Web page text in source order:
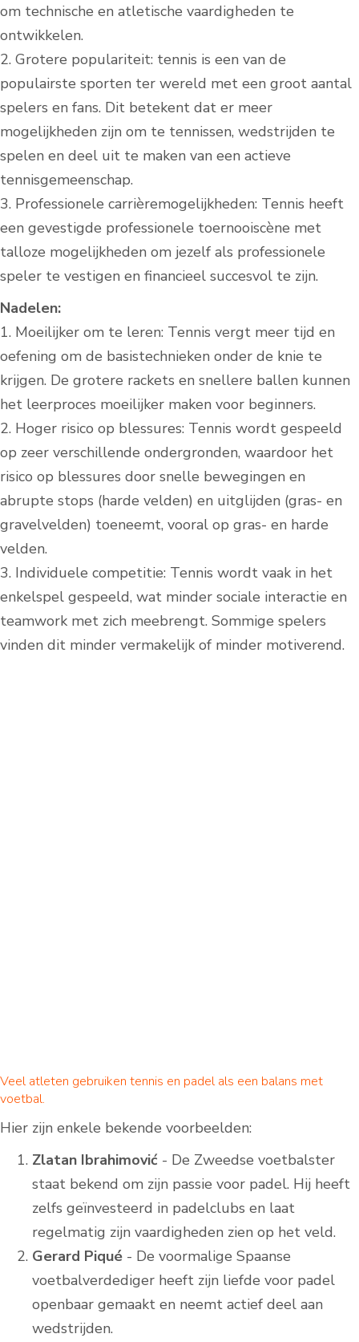
om technische en atletische vaardigheden te
ontwikkelen.
2. Grotere populariteit: tennis is een van de
populairste sporten ter wereld met een groot aantal
spelers en fans. Dit betekent dat er meer
mogelijkheden zijn om te tennissen, wedstrijden te
spelen en deel uit te maken van een actieve
tennisgemeenschap.
3. Professionele carrièremogelijkheden: Tennis heeft
een gevestigde professionele toernooiscène met
talloze mogelijkheden om jezelf als professionele
speler te vestigen en financieel succesvol te zijn.
Nadelen:
1. Moeilijker om te leren: Tennis vergt meer tijd en
oefening om de basistechnieken onder de knie te
krijgen. De grotere rackets en snellere ballen kunnen
het leerproces moeilijker maken voor beginners.
2. Hoger risico op blessures: Tennis wordt gespeeld
op zeer verschillende ondergronden, waardoor het
risico op blessures door snelle bewegingen en
abrupte stops (harde velden) en uitglijden (gras- en
gravelvelden) toeneemt, vooral op gras- en harde
velden.
3. Individuele competitie: Tennis wordt vaak in het
enkelspel gespeeld, wat minder sociale interactie en
teamwork met zich meebrengt. Sommige spelers
vinden dit minder vermakelijk of minder motiverend.
Veel atleten gebruiken tennis en padel als een balans met
voetbal.
Hier zijn enkele bekende voorbeelden:
Zlatan Ibrahimović - De Zweedse voetbalster
staat bekend om zijn passie voor padel. Hij heeft
zelfs geïnvesteerd in padelclubs en laat
regelmatig zijn vaardigheden zien op het veld.
Gerard Piqué - De voormalige Spaanse
voetbalverdediger heeft zijn liefde voor padel
openbaar gemaakt en neemt actief deel aan
wedstrijden.